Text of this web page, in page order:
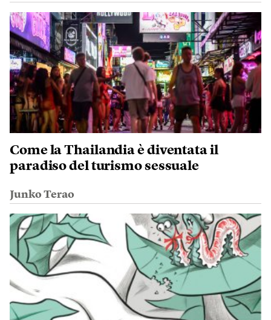
Come la Thailandia è diventata il
paradiso del turismo sessuale
Junko Terao